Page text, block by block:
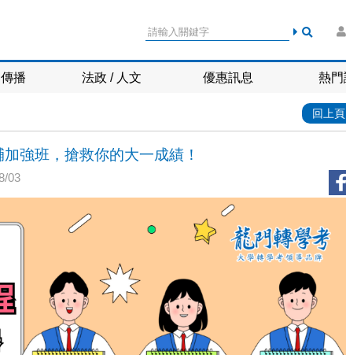
播 法政 / 人文 優惠訊息 熱
回上頁
強班，搶救你的大一成績！
03